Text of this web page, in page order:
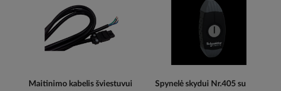
Maitinimo kabelis šviestuvui
Spynelė skydui Nr.405 su